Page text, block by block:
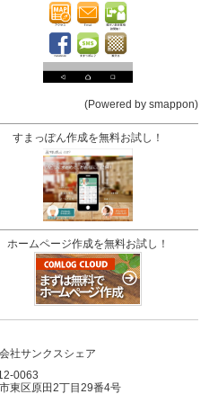
(Powered by smappon)
すまっぽん作成を無料お試し！
ホームページ作成を無料お試し！
社サンクスシェア
0063
東区原田2丁目29番4号